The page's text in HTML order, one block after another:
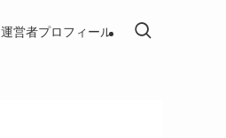
運営者プロフィール